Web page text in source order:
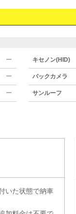
ー キセノン(HID)
ー バックカメラ
ー サンルーフ
いた状態で納車